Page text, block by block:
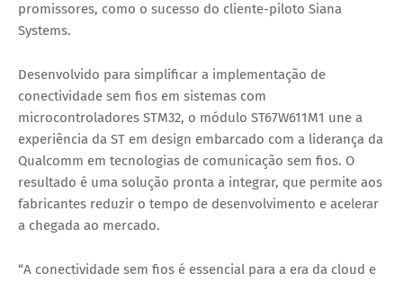
promissores, como o sucesso do cliente-piloto Siana
Systems.
Desenvolvido para simplificar a implementação de
conectividade sem fios em sistemas com
microcontroladores STM32, o módulo ST67W611M1 une a
experiência da ST em design embarcado com a liderança da
Qualcomm em tecnologias de comunicação sem fios. O
resultado é uma solução pronta a integrar, que permite aos
fabricantes reduzir o tempo de desenvolvimento e acelerar
a chegada ao mercado.
“A conectividade sem fios é essencial para a era da cloud e